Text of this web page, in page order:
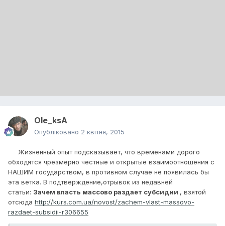
Ole_ksA
Опубліковано 2 квітня, 2015
Жизненный опыт подсказывает, что временами дорого
обходятся чрезмерно честные и открытые взаимоотношения с
НАШИМ государством, в противном случае не появилась бы
эта ветка. В подтверждение,отрывок из недавней
статьи: Зачем власть массово раздает субсидии , взятой
отсюда http://kurs.com.ua/novost/zachem-vlast-massovo-
razdaet-subsidii-r306655